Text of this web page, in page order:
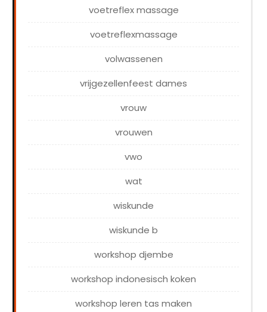
voetreflex massage
voetreflexmassage
volwassenen
vrijgezellenfeest dames
vrouw
vrouwen
vwo
wat
wiskunde
wiskunde b
workshop djembe
workshop indonesisch koken
workshop leren tas maken